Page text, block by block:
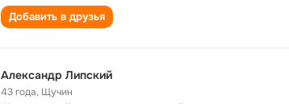
Добавить в друзья
Александр Липский
43 года, Щучин